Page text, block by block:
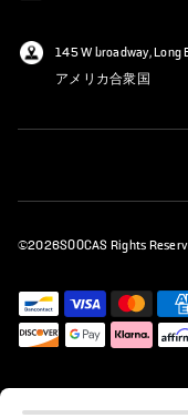
145 W broadway, Long
アメリカ合衆国
©2026SOOCAS Rights